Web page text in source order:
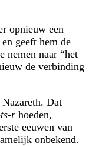
opnieuw een
geeft hem de
nemen naar
het
de verbinding
Dat
r hoeden,
eeuwen van
onbekend.